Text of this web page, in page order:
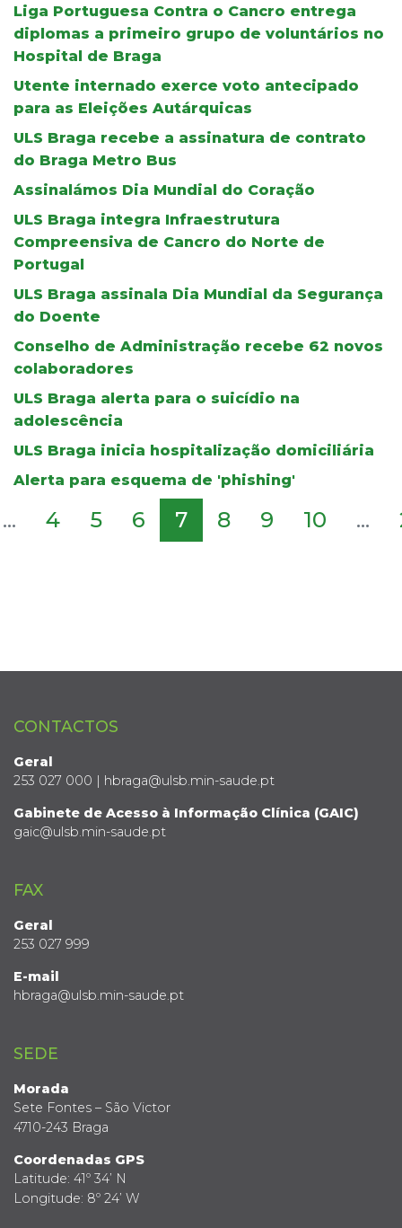
Liga Portuguesa Contra o Cancro entrega
diplomas a primeiro grupo de voluntários no
Hospital de Braga
Utente internado exerce voto antecipado
para as Eleições Autárquicas
ULS Braga recebe a assinatura de contrato
do Braga Metro Bus
Assinalámos Dia Mundial do Coração
ULS Braga integra Infraestrutura
Compreensiva de Cancro do Norte de
Portugal
ULS Braga assinala Dia Mundial da Segurança
do Doente
Conselho de Administração recebe 62 novos
colaboradores
ULS Braga alerta para o suicídio na
adolescência
ULS Braga inicia hospitalização domiciliária
Alerta para esquema de 'phishing'
... 4 5 6 7 8 9 10 ...
CONTACTOS
Geral
253 027 000 | hbraga@ulsb.min-saude.pt
Gabinete de Acesso à Informação Clínica (GAIC)
gaic@ulsb.min-saude.pt
FAX
Geral
253 027 999
E-mail
hbraga@ulsb.min-saude.pt
SEDE
Morada
Sete Fontes – São Victor
4710-243 Braga
Coordenadas GPS
Latitude: 41º 34’ N
Longitude: 8º 24’ W